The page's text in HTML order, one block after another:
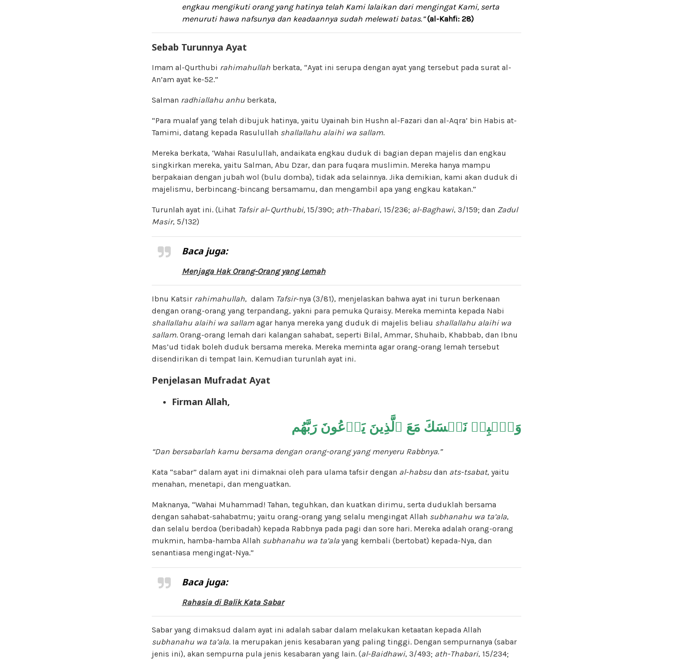
engkau mengikuti orang yang hatinya telah Kami lalaikan dari mengingat Kami, serta
menuruti hawa nafsunya dan keadaannya sudah melewati batas.” (al-Kahfi: 28)
Sebab Turunnya Ayat
Imam al-Qurthubi rahimahullah berkata, “Ayat ini serupa dengan ayat yang tersebut pada surat al-
An’am ayat ke-52.”
Salman radhiallahu anhu berkata,
“Para mualaf yang telah dibujuk hatinya, yaitu Uyainah bin Hushn al-Fazari dan al-Aqra’ bin Habis at-
Tamimi, datang kepada Rasulullah shallallahu alaihi wa sallam.
Mereka berkata, ‘Wahai Rasulullah, andaikata engkau duduk di bagian depan majelis dan engkau
singkirkan mereka, yaitu Salman, Abu Dzar, dan para fuqara muslimin. Mereka hanya mampu
berpakaian dengan jubah wol (bulu domba), tidak ada selainnya. Jika demikian, kami akan duduk di
majelismu, berbincang-bincang bersamamu, dan mengambil apa yang engkau katakan.”
Turunlah ayat ini. (Lihat Tafsir al–Qurthubi, 15/390; ath-Thabari, 15/236; al-Baghawi, 3/159; dan Zadul
Masir, 5/132)
Baca juga:
Menjaga Hak Orang-Orang yang Lemah
Ibnu Katsir rahimahullah, dalam Tafsir-nya (3/81), menjelaskan bahwa ayat ini turun berkenaan
dengan orang-orang yang terpandang, yakni para pemuka Quraisy. Mereka meminta kepada Nabi
shallallahu alaihi wa sallam agar hanya mereka yang duduk di majelis beliau shallallahu alaihi wa
sallam. Orang-orang lemah dari kalangan sahabat, seperti Bilal, Ammar, Shuhaib, Khabbab, dan Ibnu
Mas’ud tidak boleh duduk bersama mereka. Mereka meminta agar orang-orang lemah tersebut
disendirikan di tempat lain. Kemudian turunlah ayat ini.
Penjelasan Mufradat Ayat
Firman Allah,
وَٱصۡبِرۡ نَفۡسَكَ مَعَ ٱلَّذِينَ يَدۡعُونَ رَبَّهُم
“Dan bersabarlah kamu bersama dengan orang-orang yang menyeru Rabbnya.”
Kata “sabar” dalam ayat ini dimaknai oleh para ulama tafsir dengan al-habsu dan ats-tsabat, yaitu
menahan, menetapi, dan menguatkan.
Maknanya, “Wahai Muhammad! Tahan, teguhkan, dan kuatkan dirimu, serta duduklah bersama
dengan sahabat-sahabatmu; yaitu orang-orang yang selalu mengingat Allah subhanahu wa ta’ala,
dan selalu berdoa (beribadah) kepada Rabbnya pada pagi dan sore hari. Mereka adalah orang-orang
mukmin, hamba-hamba Allah subhanahu wa ta’ala yang kembali (bertobat) kepada-Nya, dan
senantiasa mengingat-Nya.”
Baca juga:
Rahasia di Balik Kata Sabar
Sabar yang dimaksud dalam ayat ini adalah sabar dalam melakukan ketaatan kepada Allah
subhanahu wa ta’ala. Ia merupakan jenis kesabaran yang paling tinggi. Dengan sempurnanya (sabar
jenis ini), akan sempurna pula jenis kesabaran yang lain. (al-Baidhawi, 3/493; ath-Thabari, 15/234;